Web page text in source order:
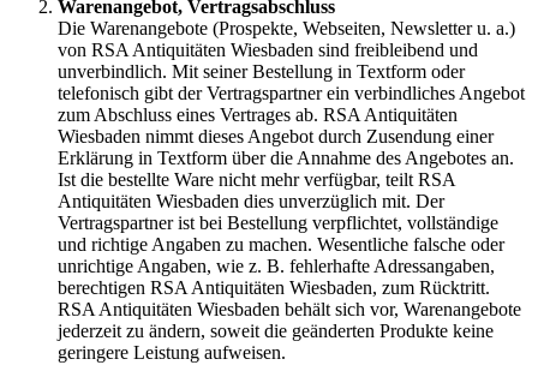
Warenangebot, Vertragsabschluss
Die Warenangebote (Prospekte, Webseiten, Newsletter u. a.)
von RSA Antiquitäten Wiesbaden sind freibleibend und
unverbindlich. Mit seiner Bestellung in Textform oder
telefonisch gibt der Vertragspartner ein verbindliches Angebot
zum Abschluss eines Vertrages ab. RSA Antiquitäten
Wiesbaden nimmt dieses Angebot durch Zusendung einer
Erklärung in Textform über die Annahme des Angebotes an.
Ist die bestellte Ware nicht mehr verfügbar, teilt RSA
Antiquitäten Wiesbaden dies unverzüglich mit. Der
Vertragspartner ist bei Bestellung verpflichtet, vollständige
und richtige Angaben zu machen. Wesentliche falsche oder
unrichtige Angaben, wie z. B. fehlerhafte Adressangaben,
berechtigen RSA Antiquitäten Wiesbaden, zum Rücktritt.
RSA Antiquitäten Wiesbaden behält sich vor, Warenangebote
jederzeit zu ändern, soweit die geänderten Produkte keine
geringere Leistung aufweisen.